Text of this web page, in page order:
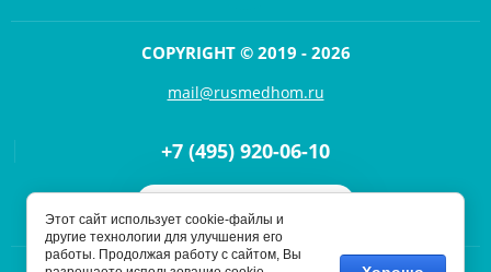
COPYRIGHT © 2019 - 2026
mail@rusmedhom.ru
+7 (495) 920-06-10
Этот сайт использует cookie-файлы и
другие технологии для улучшения его
работы. Продолжая работу с сайтом, Вы